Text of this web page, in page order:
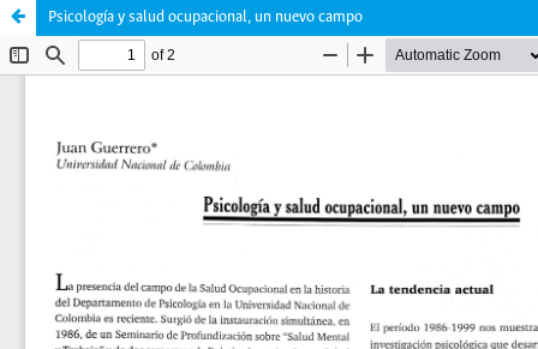
Psicología y salud ocupacional, un nuevo campo